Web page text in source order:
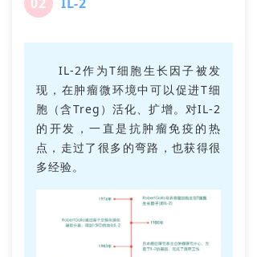
IL-2作为T细胞生长因子被发
现，在肿瘤微环境中可以促进T细
胞（含Treg）活化、扩增。对IL-2
的开发，一直是抗肿瘤免疫的热
点，走过了很多的弯路，也获得很
多经验。